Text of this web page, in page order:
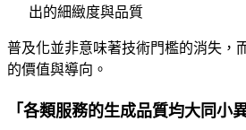
出的細緻度與品質
普及化並非意味著技術門檻的消失，
的價值與導向。
「各類服務的生成品質均大同小異